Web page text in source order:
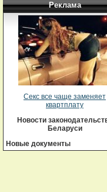
Реклама
Секс все чаще заменяет
квартплату
Новости
Беларуси
Новые документы